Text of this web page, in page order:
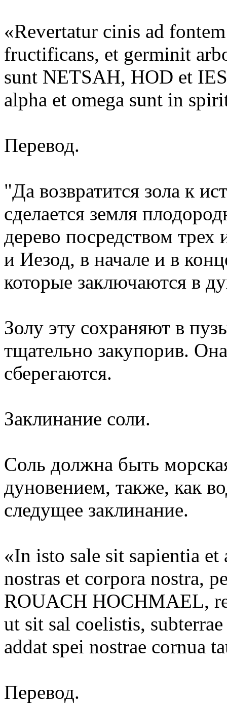
«Revertatur cinis ad
fructificans, et germinit
sunt NETSAH, HOD et
alpha et omega sunt in
Перевод.
"Да возвратится зола к
сделается земля
дерево посредством
и Иезод, в начале и в
которые заключаются в
Золу эту сохраняют в
тщательно закупорив.
сберегаются.
Заклинание соли.
Соль должна быть
дуновением, также, как
следущее заклинание.
«In isto sale sit sapientia
nostras et corpora nostra,
ROUACH HOCHMAEL,
ut sit sal coelistis,
addat spei nostrae cornua
Перевод.